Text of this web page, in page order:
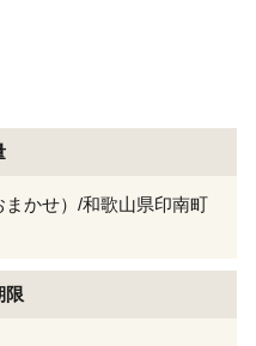
かせ）/和歌山県印南町
限